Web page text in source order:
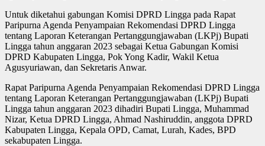
Untuk diketahui gabungan Komisi DPRD Lingga pada Rapat
Paripurna Agenda Penyampaian Rekomendasi DPRD Lingga
tentang Laporan Keterangan Pertanggungjawaban (LKPj) Bupati
Lingga tahun anggaran 2023 sebagai Ketua Gabungan Komisi
DPRD Kabupaten Lingga, Pok Yong Kadir, Wakil Ketua
Agusyuriawan, dan Sekretaris Anwar.
Rapat Paripurna Agenda Penyampaian Rekomendasi DPRD Lingga
tentang Laporan Keterangan Pertanggungjawaban (LKPj) Bupati
Lingga tahun anggaran 2023 dihadiri Bupati Lingga, Muhammad
Nizar, Ketua DPRD Lingga, Ahmad Nashiruddin, anggota DPRD
Kabupaten Lingga, Kepala OPD, Camat, Lurah, Kades, BPD
sekabupaten Lingga.